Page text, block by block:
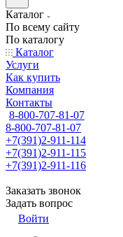
Каталог
По всему сайту
По каталогу
Каталог
Услуги
Как купить
Компания
Контакты
8-800-707-81-07
8-800-707-81-07
+7(391)2-911-114
+7(391)2-911-115
+7(391)2-911-116
Заказать звонок
Задать вопрос
Войти